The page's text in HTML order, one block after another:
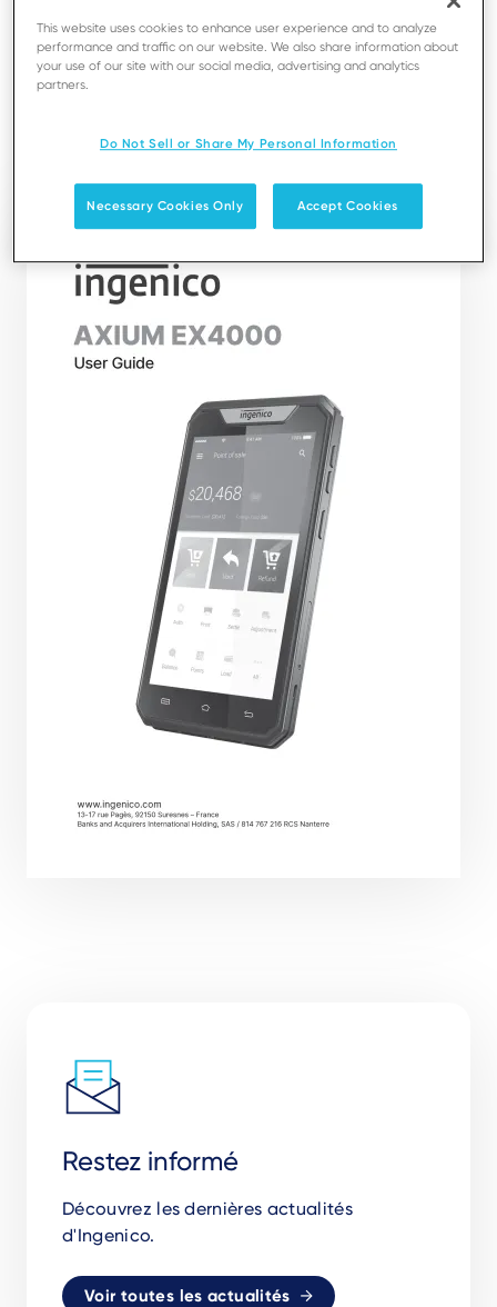
It presents you the necessary information about use,
installation, maintenance, safety and security
recommendations.
Téléchargement
Restez informé
Découvrez les dernières actualités
d'Ingenico.
Voir toutes les actualités
This website uses cookies to enhance user experience and to analyze
performance and traffic on our website. We also share information about
your use of our site with our social media, advertising and analytics
partners.
Do Not Sell or Share My Personal Information
Necessary Cookies Only Accept Cookies